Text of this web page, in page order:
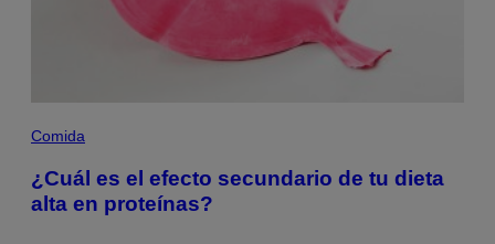
Comida
¿Cuál es el efecto secundario de tu dieta
alta en proteínas?